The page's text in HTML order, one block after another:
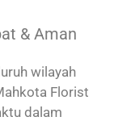
& Aman
wilayah
Florist
dalam